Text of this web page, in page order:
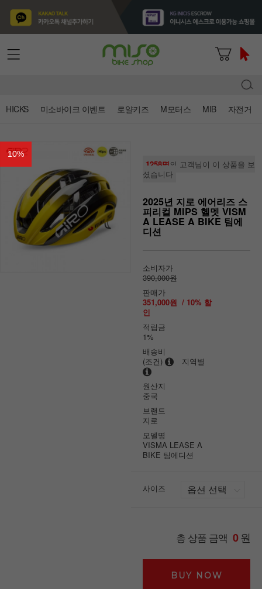
HICKS 미소바이크 이벤트 로얄키즈 M모터스 MIB 자전거
10%
1258명의 고객님이 이 상품을 보
셨습니다
2025년 지로 에어리즈 스
피리컬 MIPS 헬멧 VISM
A LEASE A BIKE 팀에
디션
소비자가
390,000원
판매가
351,000원 / 10% 할
인
적립금
1%
배송비
(조건)
지역별
원산지
중국
브랜드
지로
모델명
VISMA LEASE A
BIKE 팀에디션
사이즈
총 상품 금액 0원
BUY NOW